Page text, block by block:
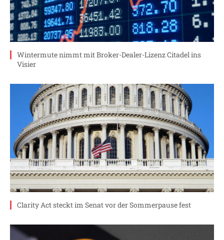
Wintermute nimmt mit Broker-Dealer-Lizenz Citadel ins
Visier
Clarity Act steckt im Senat vor der Sommerpause fest